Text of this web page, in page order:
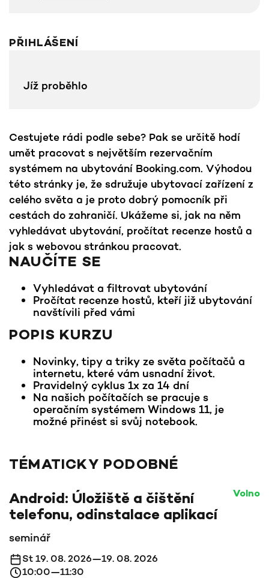
Cestujete rádi podle sebe? Pak se určitě hodí
umět pracovat s největším rezervačním
systémem na ubytování Booking.com. Výhodou
této stránky je, že sdružuje ubytovací zařízení z
celého světa a je proto dobrý pomocník při
cestách do zahraničí. Ukážeme si, jak na něm
vyhledávat ubytování, pročítat recenze hostů a
jak s webovou stránkou pracovat.
NAUČÍTE SE
Vyhledávat a filtrovat ubytování
Pročítat recenze hostů, kteří již ubytování
navštívili před vámi
POPIS KURZU
Novinky, tipy a triky ze světa počítačů a
internetu, které vám usnadní život.
Pravidelný cyklus 1x za 14 dní
Na našich počítačích se pracuje s
operačním systémem Windows 11, je
možné přinést si svůj notebook.
TÉMATICKY PODOBNÉ
Android: Úložiště a čištění
telefonu, odinstalace aplikací
Volno
seminář
St 19. 08. 2026—19. 08. 2026
10:00—11:30
PŘIHLÁŠENÍ
Jíž proběhlo